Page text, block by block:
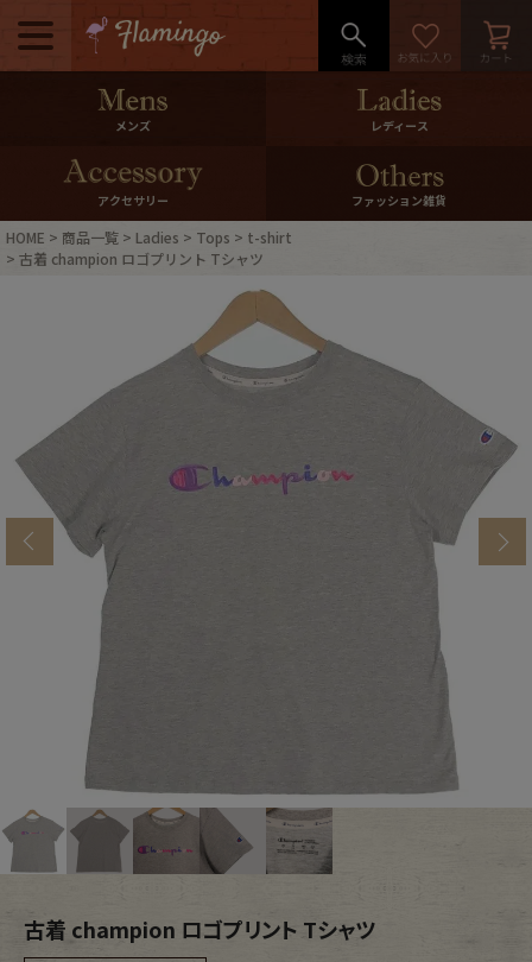
メニュー
500pt＆10％Offクーポンプレゼン
10％0ffクーポンプレゼント
ログイン・会員登録
マイページ
ご利用ガイド International Shipping
特集一覧
ブランドから探す スタッフコーディネート
年代から探す
Tops
Bottoms Fafatt
レディース商品カテゴリーから探す
メンズ レディース
アクセサリー ファッション雑貨
HOME 商品一覧 Ladies Tops
t-shirt
古着 champion ロゴプリント Tシャツ
古着 champion ロゴプリント Tシャツ